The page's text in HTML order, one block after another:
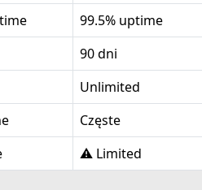
99.5% uptime
90 dni
Unlimited
Częste
⚠️ Limited